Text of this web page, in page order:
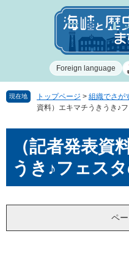
で
ば
Foreign language
現在地 トップページ > 組織でさが
資料）エキマチうきうき♪
（記者発表資
うき♪フェス
ペ